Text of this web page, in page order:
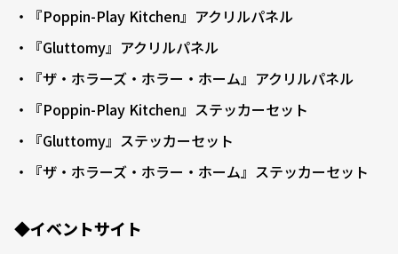
・『Poppin-Play Kitchen』アクリルパネル
・『Gluttomy』アクリルパネル
・『ザ・ホラーズ・ホラー・ホーム』アクリルパネル
・『Poppin-Play Kitchen』ステッカーセット
・『Gluttomy』ステッカーセット
・『ザ・ホラーズ・ホラー・ホーム』ステッカーセット
◆イベントサイト